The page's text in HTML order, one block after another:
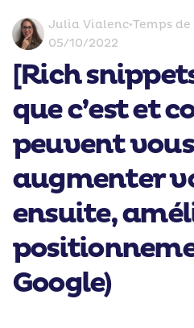
Julia Vialenc•Temps
05/10/2022
[Rich
que c’est et
peuvent
augmenter
ensuite,
Google)